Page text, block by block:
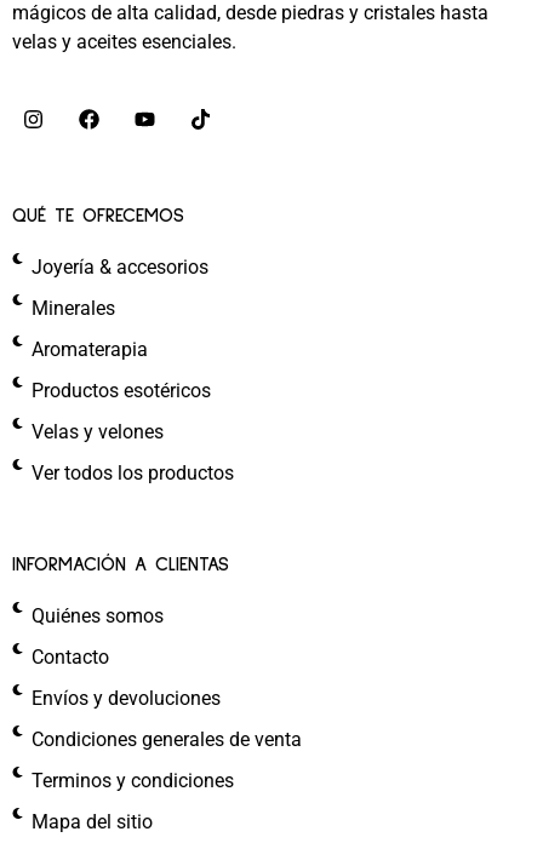
mágicos de alta calidad, desde piedras y cristales hasta
velas y aceites esenciales.
QUÉ TE OFRECEMOS
Joyería & accesorios
Minerales
Aromaterapia
Productos esotéricos
Velas y velones
Ver todos los productos
INFORMACIÓN A CLIENTAS
Quiénes somos
Contacto
Envíos y devoluciones
Condiciones generales de venta
Terminos y condiciones
Mapa del sitio